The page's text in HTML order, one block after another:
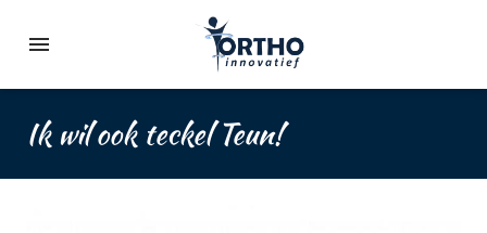
Ik wil ook teckel Teun!